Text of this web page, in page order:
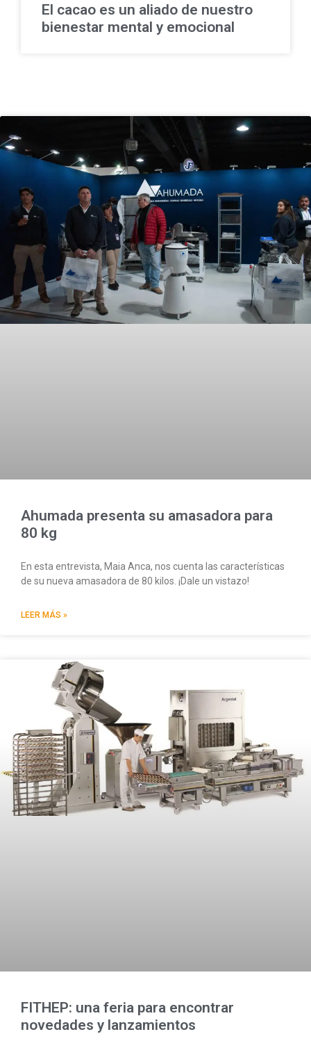
El cacao es un aliado de nuestro
bienestar mental y emocional
Ahumada presenta su amasadora para
80 kg
En esta entrevista, Maia Anca, nos cuenta las características
de su nueva amasadora de 80 kilos. ¡Dale un vistazo!
LEER MÁS »
FITHEP: una feria para encontrar
novedades y lanzamientos